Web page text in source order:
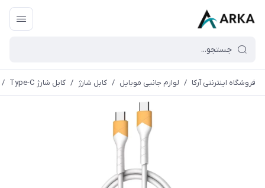
فروشگاه اینترنتی آرکا / لوازم جانبی موبایل / کابل شارژ / کابل شارژ Type-C /